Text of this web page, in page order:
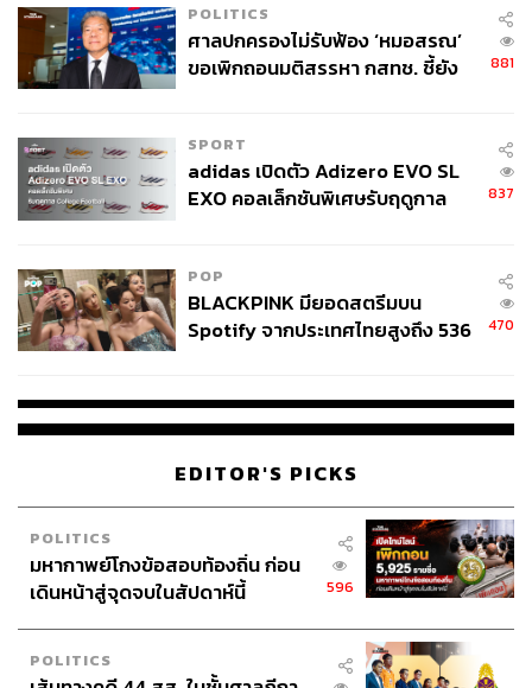
กองบรรณาธิการ THE STANDARD
ABOUT THE PHOTOGRAPHER
ช่างภาพข่าว ประจำสำนักข่าว THE
STANDARD
POLITICS
ศาลปกครองไม่รับฟ้อง ‘หมอสรณ’
ขอเพิกถอนมติสรรหา กสทช. ชี้ยัง
881
SPORT
adidas เปิดตัว Adizero EVO SL
EXO คอลเล็กชันพิเศษรับฤดูกาล
837
POP
BLACKPINK มียอดสตรีมบน
Spotify จากประเทศไทยสูงถึง 536
470
EDITOR'S PICKS
POLITICS
มหากาพย์โกงข้อสอบท้องถิ่น ก่อน
เดินหน้าสู่จุดจบในสัปดาห์นี้
596
POLITICS